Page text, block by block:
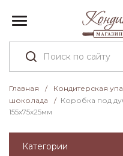
Главная / Кондитерская
шоколада
/ Коробка под
155х75х25мм
Категории